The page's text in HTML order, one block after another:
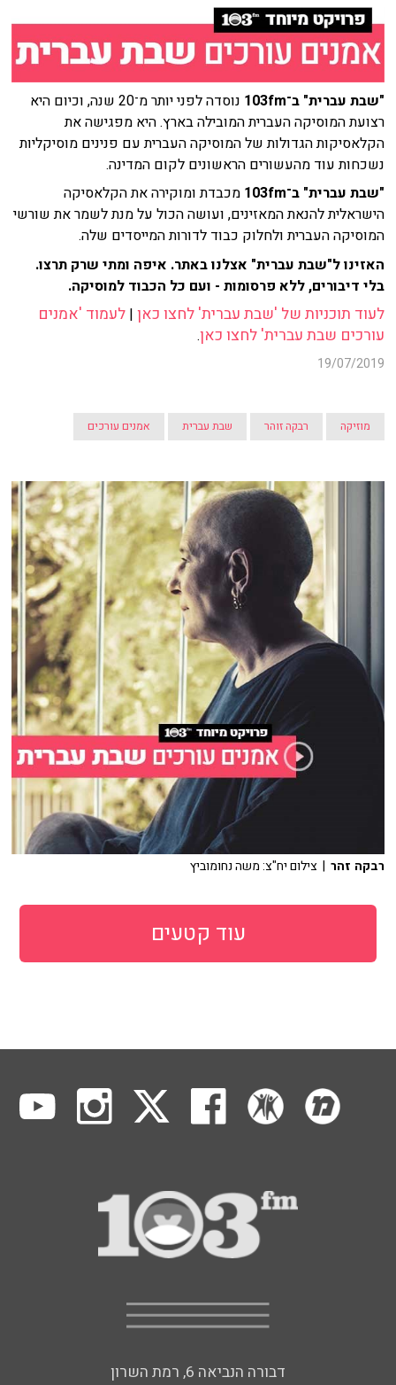
"שבת עברית" ב־103fm
נוסדה לפני יותר מ־20 שנה, וכיום היא
רצועת המוסיקה העברית המובילה בארץ. היא מפגישה את
הקלאסיקות הגדולות של המוסיקה העברית עם פנינים מוסיקליות
נשכחות עוד מהעשורים הראשונים לקום המדינה.
"שבת עברית" ב־103fm
מכבדת ומוקירה את הקלאסיקה
הישראלית להנאת המאזינים, ועושה הכול על מנת לשמר את שורשי
המוסיקה העברית ולחלוק כבוד לדורות המייסדים שלה.
האזינו ל"שבת עברית" אצלנו באתר. איפה ומתי שרק תרצו.
בלי דיבורים, ללא פרסומות - ועם כל הכבוד למוסיקה.
לעוד תוכניות של 'שבת עברית' לחצו כאן |לעמוד 'אמנים
עורכים שבת עברית' לחצו כאן.
19/07/2019
מוזיקה רבקה זוהר שבת עברית אמנים עורכים
רבקה זהר | צילום יח"צ: משה נחומוביץ
עוד קטעים
דבורה הנביאה 6, רמת השרון